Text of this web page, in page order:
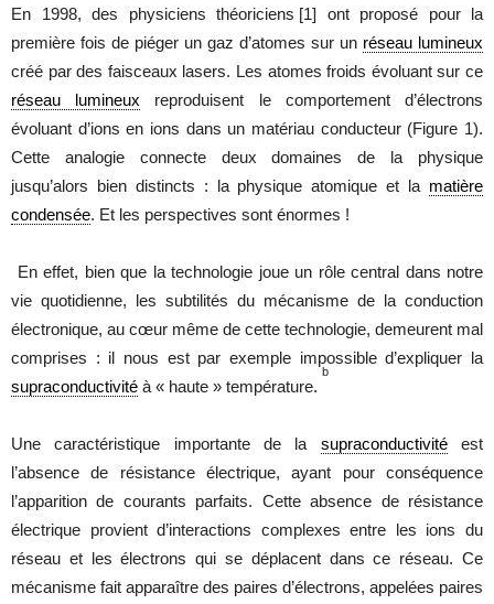
En 1998, des physiciens théoriciens [1]
ont proposé pour la
première fois de piéger un gaz d’atomes sur un réseau lumineux
créé par des faisceaux lasers. Les atomes froids évoluant sur ce
réseau lumineux reproduisent le comportement d’électrons
évoluant d’ions en ions dans un matériau conducteur (Figure 1).
Cette analogie connecte deux domaines de la physique
jusqu’alors bien distincts : la physique atomique et la matière
condensée. Et les perspectives sont énormes !
En effet, bien que la technologie joue un rôle central dans notre
vie quotidienne, les subtilités du mécanisme de la conduction
électronique, au cœur même de cette technologie, demeurent mal
comprises : il nous est par exemple impossible d’expliquer la
supraconductivité à « haute » température.
b
Une caractéristique importante de la supraconductivitéest
l’absence de résistance électrique, ayant pour conséquence
l’apparition de courants parfaits. Cette absence de résistance
électrique provient d’interactions complexes entre les ions du
réseau et les électrons qui se déplacent dans ce réseau. Ce
mécanisme fait apparaître des paires d’électrons, appelées paires